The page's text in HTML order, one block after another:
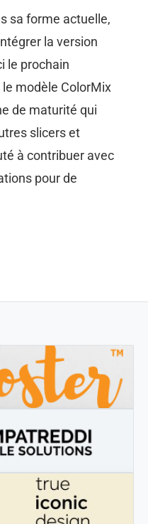
sa forme actuelle,
la version
le prochain
modèle ColorMix
de maturité qui
slicers et
à contribuer avec
pour de
3D